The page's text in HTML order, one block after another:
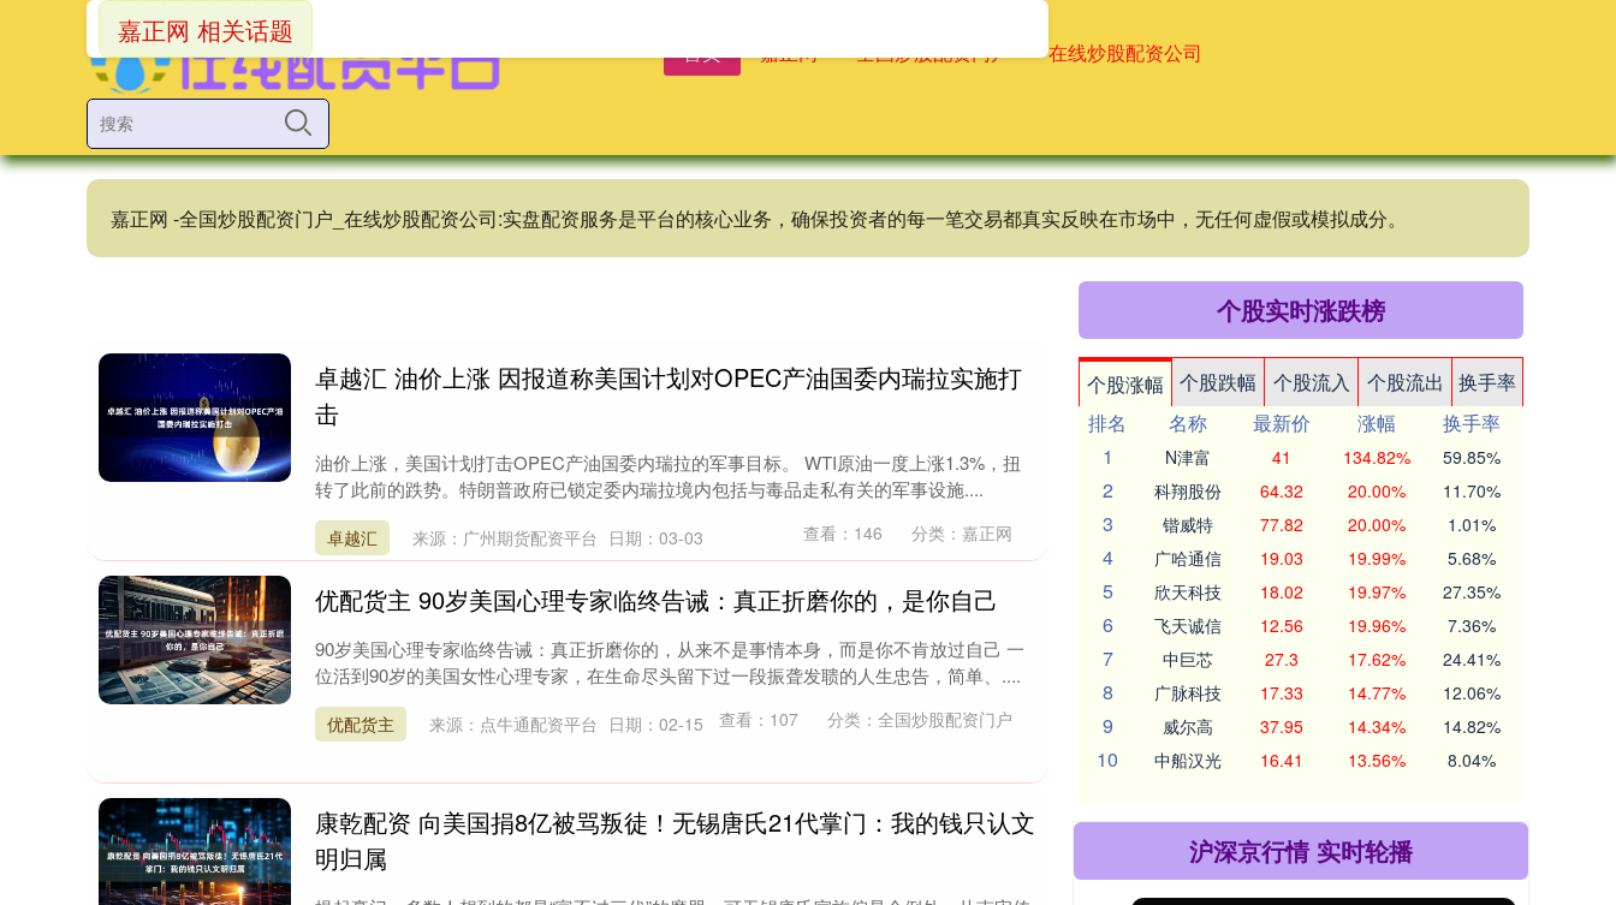
首页 嘉正网 全国炒股配资门户 在线炒股配资公司
嘉正网 -全国炒股配资门户_在线炒股配资公司:实盘配资服务是平台的核心业务，确保投资者的每一笔交易都真实反映在市场中，无任何虚假或模拟成分。
嘉正网 相关话题
卓越汇 油价上涨 因报道称美国计划对OPEC产油国委内瑞拉实施打
击
油价上涨，美国计划打击OPEC产油国委内瑞拉的军事目标。 WTI原油一度上涨1.3%，扭
转了此前的跌势。特朗普政府已锁定委内瑞拉境内包括与毒品走私有关的军事设施....
卓越汇 来源：广州期货配资平台 日期：03-03 查看： 146 分类： 嘉正网
优配货主 90岁美国心理专家临终告诫：真正折磨你的，是你自己
90岁美国心理专家临终告诫：真正折磨你的，从来不是事情本身，而是你不肯放过自己 一
位活到90岁的美国女性心理专家，在生命尽头留下过一段振聋发聩的人生忠告，简单、....
优配货主 来源：点牛通配资平台 日期：02-15 查看： 107 分类： 全国炒股配资门户
康乾配资 向美国捐8亿被骂叛徒！无锡唐氏21代掌门：我的钱只认文
明归属
个股实时涨跌榜
个股涨幅 个股跌幅 个股流入 个股流出
换手率
排名
名称 最新价 涨幅
换手率
1
N津富 41 134.82% 59.85%
2 科翔股份 64.32 20.00% 11.70%
3 锴威特 77.82 20.00% 1.01%
4 广哈通信 19.03 19.99% 5.68%
5 欣天科技 18.02 19.97% 27.35%
6 飞天诚信 12.56 19.96% 7.36%
7 中巨芯 27.3 17.62% 24.41%
8 广脉科技 17.33 14.77% 12.06%
9 威尔高 37.95 14.34% 14.82%
10 中船汉光 16.41 13.56% 8.04%
沪深京行情 实时轮播